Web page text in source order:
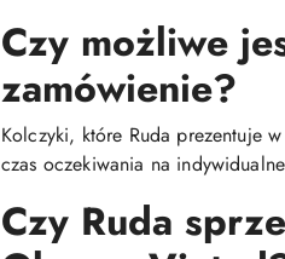
Czy możliwe
zamówienie?
Kolczyki, które Ruda prezentuje
czas oczekiwania na
Czy Ruda